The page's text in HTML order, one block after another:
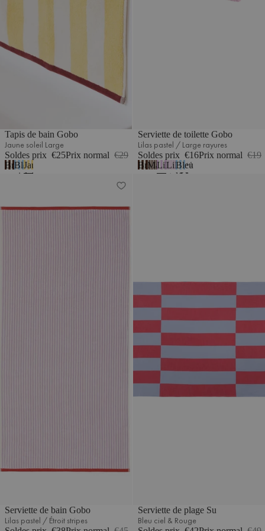
Tapis de bain Gobo
Jaune soleil Large
Soldes prix €25Prix normal €29
Brun
cacao
rayures
Bleu
ciel
fines
Jaune
soleil
rayures
Serviette de toilette Gobo
Lilas pastel / Large rayures
Soldes prix €16Prix normal €19
Brun
cacao
Marron
cacao
Lilas
pastel/Large
Lilas
pastel
Bleu
ciel
1
Serviette de bain Gobo
Lilas pastel / Étroit stripes
Serviette de plage Su
Bleu ciel & Rouge